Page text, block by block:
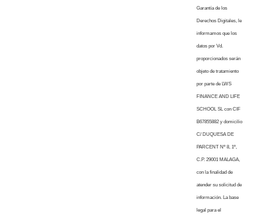
Garantía de los
Derechos Digitales, le
informamos que los
datos por Vd.
proporcionados serán
objeto de tratamiento
por parte de LWS
FINANCE AND LIFE
SCHOOL SL con CIF
B67855882 y domicilio
C/ DUQUESA DE
PARCENT Nº 8, 1º,
C.P. 29001 MALAGA,
con la finalidad de
atender su solicitud de
información. La base
legal para el